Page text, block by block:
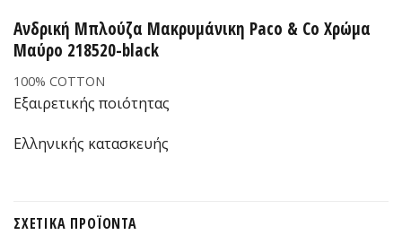
Ανδρική Μπλούζα Μακρυμάνικη Paco & Co Χρώμα
Μαύρο 218520-black
100% COTTON
Εξαιρετικής ποιότητας
Ελληνικής κατασκευής
ΣΧΕΤΙΚΆ ΠΡΟΪΌΝΤΑ